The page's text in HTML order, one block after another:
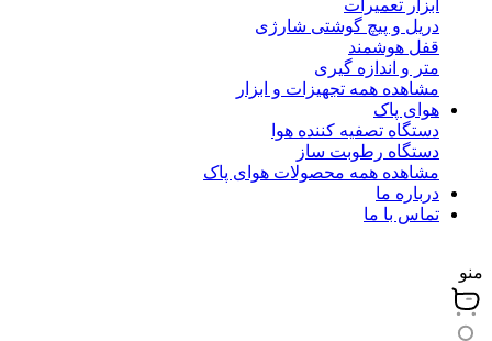
ابزار تعمیرات
دریل و پیچ گوشتی شارژی
قفل هوشمند
متر و اندازه گیری
مشاهده همه تجهیزات و ابزار
هوای پاک
دستگاه تصفیه کننده هوا
دستگاه رطوبت ساز
مشاهده همه محصولات هوای پاک
درباره ما
تماس با ما
منو